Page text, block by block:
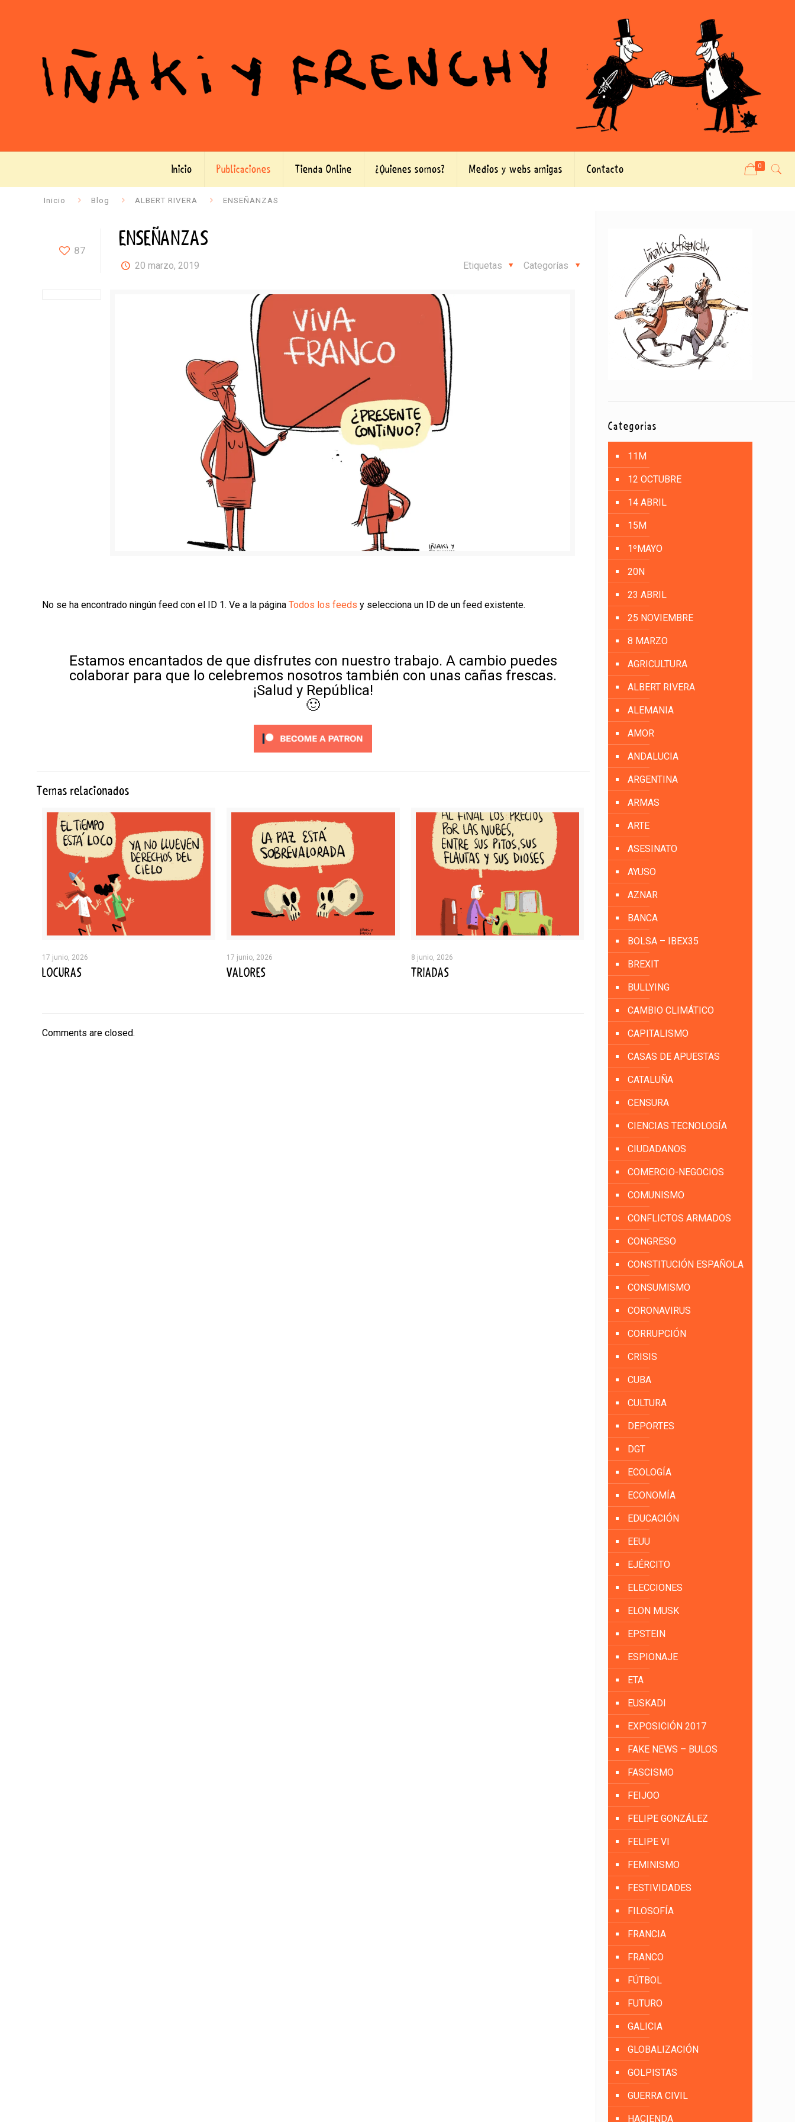
Inicio Publicaciones Tienda Online ¿Quienes somos? Medios y webs amigas Contacto 0
Inicio Blog ALBERT RIVERA ENSEÑANZAS
87 ENSEÑANZAS
20 marzo, 2019 Categorías
Etiquetas
No se ha encontrado ningún feed con el ID 1. Ve a la páginaTodos los feeds y selecciona un ID de un feed existente.
Estamos encantados de que disfrutes con nuestro trabajo. A cambio puedes
colaborar para que lo celebremos nosotros también con unas cañas frescas.
¡Salud y República!
🙂
Temas relacionados
17 junio, 2026
LOCURAS
17 junio, 2026
VALORES
8 junio, 2026
TRIADAS
Comments are closed.
Categorías
11M
12 OCTUBRE
14 ABRIL
15M
1ºMAYO
20N
23 ABRIL
25 NOVIEMBRE
8 MARZO
AGRICULTURA
ALBERT RIVERA
ALEMANIA
AMOR
ANDALUCIA
ARGENTINA
ARMAS
ARTE
ASESINATO
AYUSO
AZNAR
BANCA
BOLSA – IBEX35
BREXIT
BULLYING
CAMBIO CLIMÁTICO
CAPITALISMO
CASAS DE APUESTAS
CATALUÑA
CENSURA
CIENCIAS TECNOLOGÍA
CIUDADANOS
COMERCIO-NEGOCIOS
COMUNISMO
CONFLICTOS ARMADOS
CONGRESO
CONSTITUCIÓN ESPAÑOLA
CONSUMISMO
CORONAVIRUS
CORRUPCIÓN
CRISIS
CUBA
CULTURA
DEPORTES
DGT
ECOLOGÍA
ECONOMÍA
EDUCACIÓN
EEUU
EJÉRCITO
ELECCIONES
ELON MUSK
EPSTEIN
ESPIONAJE
ETA
EUSKADI
EXPOSICIÓN 2017
FAKE NEWS – BULOS
FASCISMO
FEIJOO
FELIPE GONZÁLEZ
FELIPE VI
FEMINISMO
FESTIVIDADES
FILOSOFÍA
FRANCIA
FRANCO
FÚTBOL
FUTURO
GALICIA
GLOBALIZACIÓN
GOLPISTAS
GUERRA CIVIL
HACIENDA